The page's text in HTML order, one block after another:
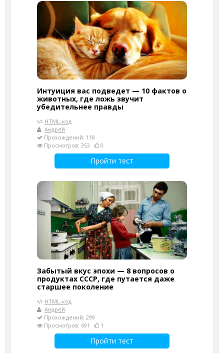
Интуиция вас подведет — 10 фактов о
животных, где ложь звучит
убедительнее правды
HTML-код
Андрей
Прохождений: 118
Просмотров: 353
0
Пройти тест
Забытый вкус эпохи — 8 вопросов о
продуктах СССР, где путается даже
старшее поколение
HTML-код
Андрей
Прохождений: 299
Просмотров: 691
1
Пройти тест